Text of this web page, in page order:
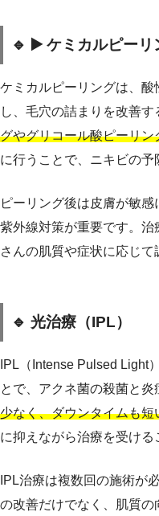
🔹 ▶️ ケミカルピーリ
ケミカルピーリングは、
し、毛穴の詰まりを改善す
グやグリコール酸ピーリン
に行うことで、ニキビの予
ピーリング後は皮膚が敏
紫外線対策が重要です。
さんの肌質や症状に応じて
🔹 光治療（IPL）
IPL（Intense Pulsed Light
とで、アクネ菌の殺菌と炎
少なく、ダウンタイムも短
に抑えながら治療を受ける
IPL治療は複数回の施術が
の改善だけでなく、肌質